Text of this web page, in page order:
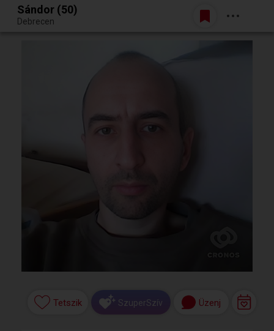
Egy jó randiból bármi lehet.
Belépés
Sándor (50)
Debrecen
Tetszik SzuperSzív Üzenj